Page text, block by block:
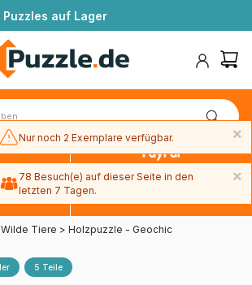
Puzzles auf Lager
€ mit DPD
30 Tage später bezahlen
Tiere > Holzpuzzle - Geochic
5 Teile
×
Nur noch 2 Exemplare verfügbar.
×
78 Besuch(e) auf dieser Seite in den
letzten 7 Tagen.